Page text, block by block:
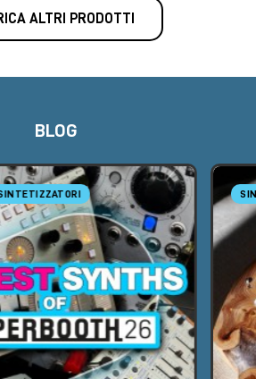
ALTRI PRODOTTI
BLOG